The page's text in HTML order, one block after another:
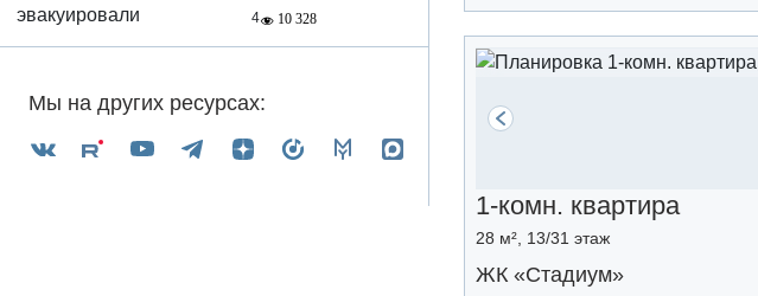
4 10 328
Мы на других ресурсах:
1-комн. квартира
28 м², 13/31 этаж
ЖК «Стадиум»